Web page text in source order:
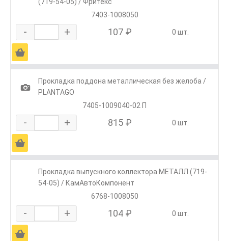
(719-54-05) / Фритекс
7403-1008050
- + 107 ₽ 0 шт.
Ä
1
Прокладка поддона металлическая без желоба /
PLANTAGO
7405-1009040-02 П
- + 815 ₽ 0 шт.
Ä
Прокладка выпускного коллектора МЕТАЛЛ (719-
54-05) / КамАвтоКомпонент
6768-1008050
- + 104 ₽ 0 шт.
Ä